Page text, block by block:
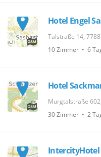
Hotel Engel
Talstraße 14,
10 Zimmer • 6
Hotel
Murgtalstraße
30 Zimmer • 2